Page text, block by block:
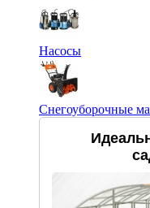
Насосы
Снегоуборочные